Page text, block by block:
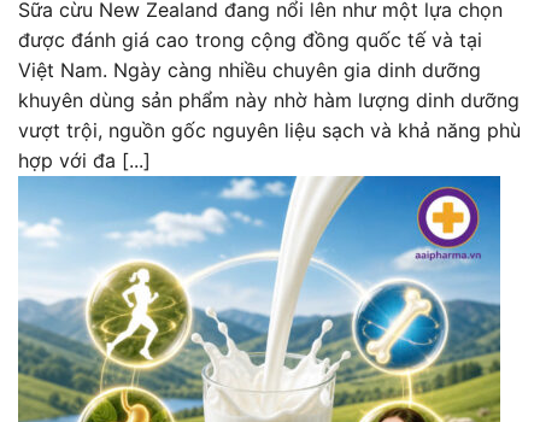
Sữa cừu New Zealand đang nổi lên như một lựa chọn
được đánh giá cao trong cộng đồng quốc tế và tại
Việt Nam. Ngày càng nhiều chuyên gia dinh dưỡng
khuyên dùng sản phẩm này nhờ hàm lượng dinh dưỡng
vượt trội, nguồn gốc nguyên liệu sạch và khả năng phù
hợp với đa [...]